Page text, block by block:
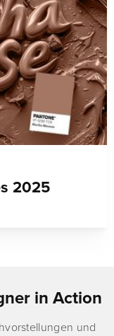
2025
in Action
und